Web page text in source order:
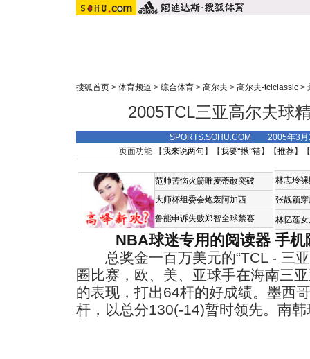
搜狐首页 > 体育频道 > 综合体育 > 高尔夫 > 高尔夫-tclclassic >
2005TCL三亚高尔夫球
SPORTS.SOHU.COM 2005年3
页面功能 【我来说两句 】【我要“揪”错】【推荐】
范帅苦恼火箭唯麦蒂敢突破
大师杯组委会炮轰阿加西
鲁能申诉失败郑智全球禁赛
林志玲
张靓颖
林忆莲
NBA球迷专用的阅读器 手机
总奖金一百万美元的“TCL - 三亚
圈比赛，欧、美、亚球手在海南三
的表现，打出64杆的好成绩。墨西
杆，以总分130(-14)暂时领先。 南韩